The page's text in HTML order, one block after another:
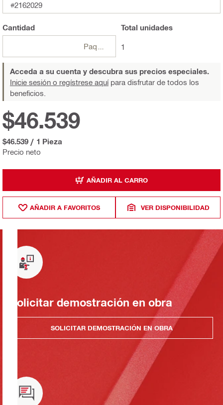
#2162029
Cantidad Total unidades
1
Acceda a su cuenta y descubra sus precios especiales.
Inicie sesión o regístrese aquípara disfrutar de todos los
beneficios.
Precio neto
$46.539
$46.539 / 1 Pieza
AÑADIR AL CARRO
AÑADIR A FAVORITOS VER DISPONIBILIDAD
Solicitar demostración en obra
SOLICITAR DEMOSTRACIÓN EN OBRA